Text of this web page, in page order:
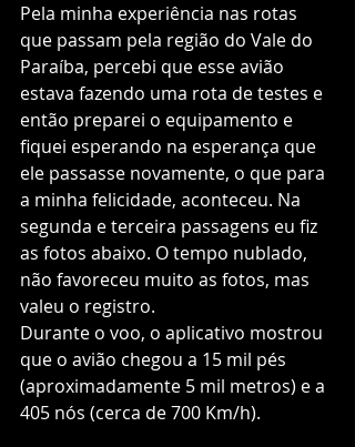
Pela minha experiência nas rotas
que passam pela região do Vale do
Paraíba, percebi que esse avião
estava fazendo uma rota de testes e
então preparei o equipamento e
fiquei esperando na esperança que
ele passasse novamente, o que para
a minha felicidade, aconteceu. Na
segunda e terceira passagens eu fiz
as fotos abaixo. O tempo nublado,
não favoreceu muito as fotos, mas
valeu o registro.
Durante o voo, o aplicativo mostrou
que o avião chegou a 15 mil pés
(aproximadamente 5 mil metros) e a
405 nós (cerca de 700 Km/h).